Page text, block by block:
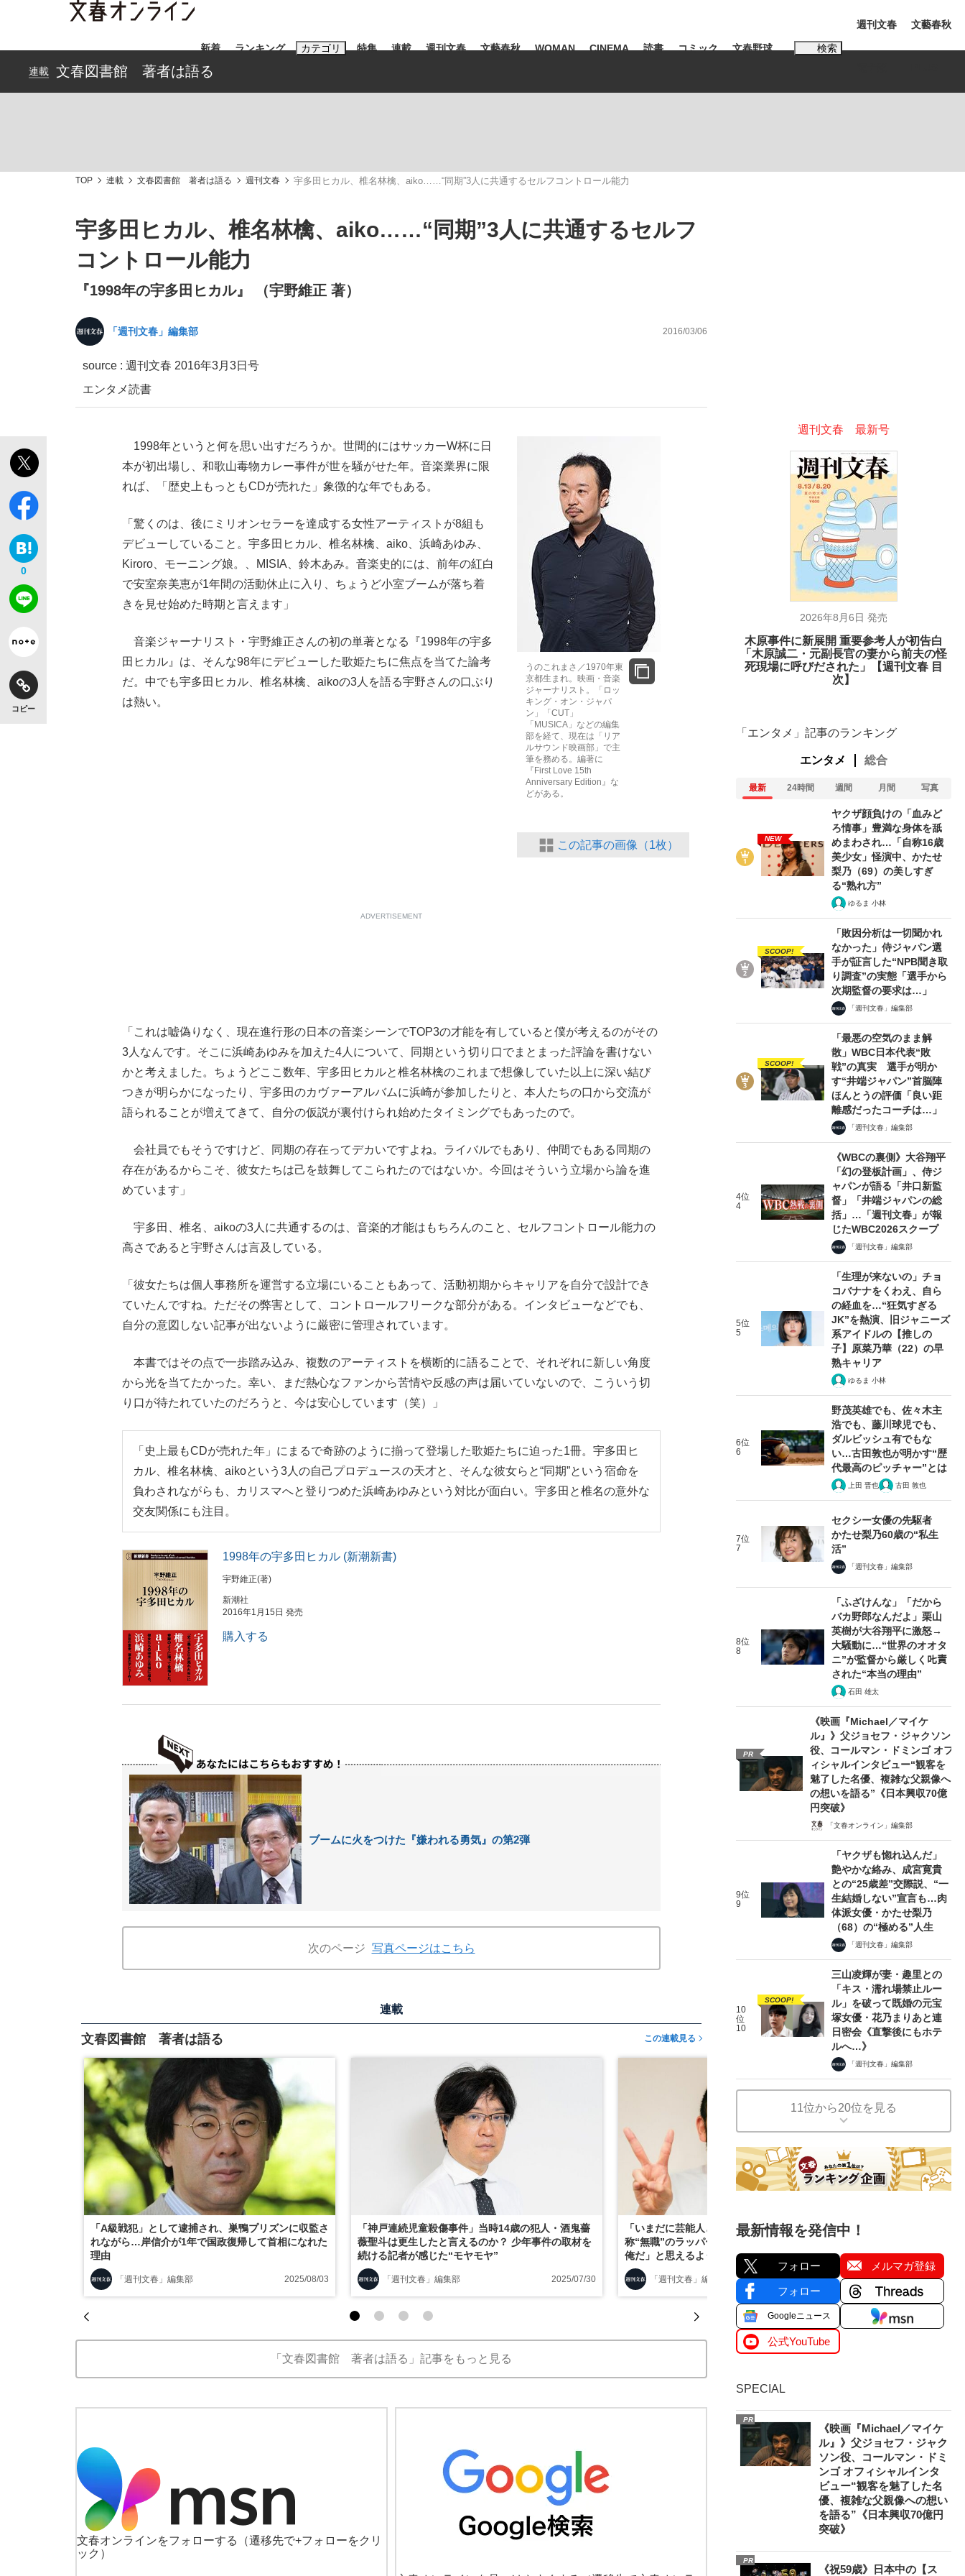
新着 ランキング カテゴリ
「90%は失敗する。でも…」本田圭佑が初めて明かした日本代表監督に...
「敗因分析は一切聞かれなかった」侍ジャパン選手が証言した“NPB聞... 「クマが悪者扱いされているのが悲しい」『北の国から』倉本聰氏（91...
もっと見る
特集
終戦から81年
キングの誕生を、目撃せよ。
the Style
連載 週刊文春 文藝春秋 WOMAN CINEMA 読書 コミック 文春野球 検索
#藤田晋 #三山凌輝 #高市早苗 #後藤真希 #森岡毅 #城彰二 #内田有紀
#松田聖子
週刊文春 文藝春秋
連載 文春図書館 著者は語る
TOP 連載 文春図書館 著者は語る 週刊文春 宇多田ヒカル、椎名林檎、aiko……“同期”3人に共通するセルフコントロール能力
宇多田ヒカル、椎名林檎、aiko……“同期”3人に共通するセルフ
コントロール能力
『1998年の宇多田ヒカル』 （宇野維正 著）
「週刊文春」編集部 2016/03/06
source : 週刊文春 2016年3月3日号
エンタメ読書
0
コピー
うのこれまさ／1970年東
京都生まれ。映画・音楽
ジャーナリスト。「ロッ
キング・オン・ジャパ
ン」「CUT」
「MUSICA」などの編集
部を経て、現在は「リア
ルサウンド映画部」で主
筆を務める。編著に
『First Love 15th
Anniversary Edition』な
どがある。
この記事の画像（1枚）
1998年というと何を思い出すだろうか。世間的にはサッカーW杯に日
本が初出場し、和歌山毒物カレー事件が世を騒がせた年。音楽業界に限
れば、「歴史上もっともCDが売れた」象徴的な年でもある。
「驚くのは、後にミリオンセラーを達成する女性アーティストが8組も
デビューしていること。宇多田ヒカル、椎名林檎、aiko、浜崎あゆみ、
Kiroro、モーニング娘。、MISIA、鈴木あみ。音楽史的には、前年の紅白
で安室奈美恵が1年間の活動休止に入り、ちょうど小室ブームが落ち着
きを見せ始めた時期と言えます」
音楽ジャーナリスト・宇野維正さんの初の単著となる『1998年の宇多
田ヒカル』は、そんな98年にデビューした歌姫たちに焦点を当てた論考
だ。中でも宇多田ヒカル、椎名林檎、aikoの3人を語る宇野さんの口ぶり
は熱い。
ADVERTISEMENT
「これは嘘偽りなく、現在進行形の日本の音楽シーンでTOP3の才能を有していると僕が考えるのがその
3人なんです。そこに浜崎あゆみを加えた4人について、同期という切り口でまとまった評論を書けない
かと考えました。ちょうどここ数年、宇多田ヒカルと椎名林檎のこれまで想像していた以上に深い結び
つきが明らかになったり、宇多田のカヴァーアルバムに浜崎が参加したりと、本人たちの口から交流が
語られることが増えてきて、自分の仮説が裏付けられ始めたタイミングでもあったので。
会社員でもそうですけど、同期の存在ってデカいですよね。ライバルでもあり、仲間でもある同期の
存在があるからこそ、彼女たちは己を鼓舞してこられたのではないか。今回はそういう立場から論を進
めています」
宇多田、椎名、aikoの3人に共通するのは、音楽的才能はもちろんのこと、セルフコントロール能力の
高さであると宇野さんは言及している。
「彼女たちは個人事務所を運営する立場にいることもあって、活動初期からキャリアを自分で設計でき
ていたんですね。ただその弊害として、コントロールフリークな部分がある。インタビューなどでも、
自分の意図しない記事が出ないように厳密に管理されています。
本書ではその点で一歩踏み込み、複数のアーティストを横断的に語ることで、それぞれに新しい角度
から光を当てたかった。幸い、まだ熱心なファンから苦情や反感の声は届いていないので、こういう切
り口が待たれていたのだろうと、今は安心しています（笑）」
「史上最もCDが売れた年」にまるで奇跡のように揃って登場した歌姫たちに迫った1冊。宇多田ヒ
カル、椎名林檎、aikoという3人の自己プロデュースの天才と、そんな彼女らと“同期”という宿命を
負わされながらも、カリスマへと登りつめた浜崎あゆみという対比が面白い。宇多田と椎名の意外な
交友関係にも注目。
1998年の宇多田ヒカル (新潮新書)
宇野維正(著)
新潮社
2016年1月15日 発売
購入する
ブームに火をつけた『嫌われる勇気』の第2弾
次のページ 写真ページはこちら
連載
文春図書館 著者は語る この連載見る
「A級戦犯」として逮捕され、巣鴨プリズンに収監さ
れながら…岸信介が1年で国政復帰して首相になれた
理由
「週刊文春」編集部 2025/08/03
「神戸連続児童殺傷事件」当時14歳の犯人・酒鬼薔
薇聖斗は更生したと言えるのか？ 少年事件の取材を
続ける記者が感じた“モヤモヤ”
「週刊文春」編集部 2025/07/30
「いまだに芸能人と飲むのが嬉しいんですよ」自
称“無職”のラッパー・アフロが語る、「ダサいのも
俺だ」と思えるようになったワケ
「週刊文春」編集部 2025/07/21
「文春図書館 著者は語る」記事をもっと見る
文春オンラインをフォローする
（遷移先で+フォローをクリ
ック）
週刊文春 最新号
2026年8月6日 発売
木原事件に新展開 重要参考人が初告白
「木原誠二・元副長官の妻から前夫の怪
死現場に呼びだされた」【週刊文春 目
次】
「エンタメ」記事のランキング
エンタメ 総合
最新 24時間 週間 月間 写真
NEW
ヤクザ顔負けの「血みど
ろ情事」豊満な身体を舐
めまわされ…「自称16歳
美少女」怪演中、かたせ
梨乃（69）の美しすぎ
る“熟れ方”
ゆるま 小林
SCOOP!
「敗因分析は一切聞かれ
なかった」侍ジャパン選
手が証言した“NPB聞き取
り調査”の実態「選手から
次期監督の要求は…」
「週刊文春」編集部
SCOOP!
「最悪の空気のまま解
散」WBC日本代表“敗
戦”の真実 選手が明か
す“井端ジャパン”首脳陣
ほんとうの評価「良い距
離感だったコーチは…」
「週刊文春」編集部
4位
4
《WBCの裏側》大谷翔平
「幻の登板計画」、侍ジ
ャパンが語る「井口新監
督」「井端ジャパンの総
括」…「週刊文春」が報
じたWBC2026スクープ
「週刊文春」編集部
5位
5
「生理が来ないの」チョ
コバナナをくわえ、自ら
の経血を…“狂気すぎる
JK”を熱演、旧ジャニーズ
系アイドルの【推しの
子】原菜乃華（22）の早
熟キャリア
ゆるま 小林
6位
6
野茂英雄でも、佐々木主
浩でも、藤川球児でも、
ダルビッシュ有でもな
い…古田敦也が明かす“歴
代最高のピッチャー”とは
上田 晋也 古田 敦也
7位
7
セクシー女優の先駆者
かたせ梨乃60歳の“私生
活”
「週刊文春」編集部
8位
8
「ふざけんな」「だから
バカ野郎なんだよ」栗山
英樹が大谷翔平に激怒→
大騒動に…“世界のオオタ
ニ”が監督から厳しく𠮟責
された“本当の理由”
石田 雄太
PR
《映画『Michael／マイケ
ル』》父ジョセフ・ジャクソン
役、コールマン・ドミンゴ オフ
ィシャルインタビュー“観客を
魅了した名優、複雑な父親像へ
の想いを語る”《日本興収70億
円突破》
「文春オンライン」編集部
9位
9
「ヤクザも惚れ込んだ」
艶やかな絡み、成宮寛貴
との“25歳差”交際説、“一
生結婚しない”宣言も…肉
体派女優・かたせ梨乃
（68）の“極める”人生
「週刊文春」編集部
10
位
10
SCOOP!
三山凌輝が妻・趣里との
「キス・濡れ場禁止ルー
ル」を破って既婚の元宝
塚女優・花乃まりあと連
日密会《直撃後にもホテ
ルへ…》
「週刊文春」編集部
11位から20位を見る
最新情報を発信中！
フォロー メルマガ登録
フォロー
Googleニュース
公式YouTube
SPECIAL
PR
《映画『Michael／マイケ
ル』》父ジョセフ・ジャク
ソン役、コールマン・ドミ
ンゴ オフィシャルインタ
ビュー“観客を魅了した名
優、複雑な父親像への想い
を語る”《日本興収70億円
突破》
PR
《祝59歳》日本中の【ス